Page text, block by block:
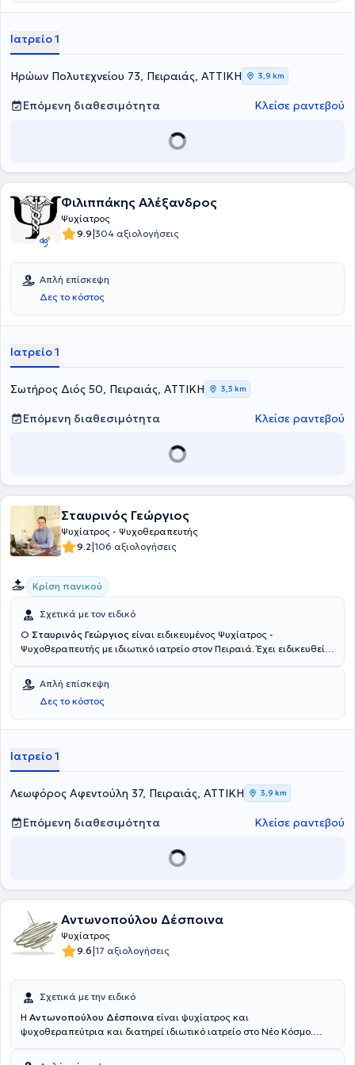
πανικού. Τέλος, κατά τη διάρκεια της επαγγελματικής του πορείας,
Συμπεριφορικής Θεραπείας Αγχωδών Διαταραχών του
Ερευνητικού Πανεπιστημιακού Ινστιτούτου Ψυχικής Υγιεινής (ΕΠΙΨΥ),
Ιατρείο 1
Ηρώων Πολυτεχνείου 73, Πειραιάς, ΑΤΤΙΚΗ 3,9 km
Επόμενη διαθεσιμότητα Κλείσε ραντεβού
Φιλιππάκης Αλέξανδρος
Ψυχίατρος
9.9|304 αξιολογήσεις
Απλή επίσκεψη
Δες το κόστος
Ιατρείο 1
Σωτήρος Διός 50, Πειραιάς, ΑΤΤΙΚΗ 3,3 km
Επόμενη διαθεσιμότητα Κλείσε ραντεβού
Σταυρινός Γεώργιος
Ψυχίατρος - Ψυχοθεραπευτής
9.2|106 αξιολογήσεις
Κρίση πανικού
Σχετικά με τον ειδικό
Ο Σταυρινός Γεώργιος είναι ειδικευμένος Ψυχίατρος -
Ψυχοθεραπευτής με ιδιωτικό ιατρείο στον Πειραιά. Έχει ειδικευθεί
ψυχογηριατρική, στην ψυχιατρική ουσιοεξαρτήσεων και στην
προληπτική και διασυνδετική ψυχιατρική σε Νοσοκομεία στην
Ελλάδα και στο εξωτερικό. Ο γιατρός παρακολουθεί χρόνιους
ασθενείς σε Οικοτροφεία, Κέντρο ημέρας, σε πρόγραμμα
με ψυχωσική συνδρομή, ενώ στο ιδιωτικό του ιατρείο παρέχει
εξειδικευμένες υπηρεσίες και αντιμετωπίζει πλήθος παθήσεων.
Βρετανικού Ιατρικού Συλλόγου και της Ελληνικής Ψυχιατρικής
Απλή επίσκεψη
Δες το κόστος
Ιατρείο 1
Λεωφόρος Αφεντούλη 37, Πειραιάς, ΑΤΤΙΚΗ 3,9 km
Επόμενη διαθεσιμότητα Κλείσε ραντεβού
Αντωνοπούλου Δέσποινα
Ψυχίατρος
9.6|17 αξιολογήσεις
Σχετικά με την ειδικό
Η Αντωνοπούλου Δέσποινα είναι ψυχίατρος και
ψυχοθεραπεύτρια και διατηρεί ιδιωτικό ιατρείο στο Νέο Κόσμο.
Ψυχικής Υγείας Γυναικών στο Αιγινήτειο νοσοκομείο. Αποφοίτησε